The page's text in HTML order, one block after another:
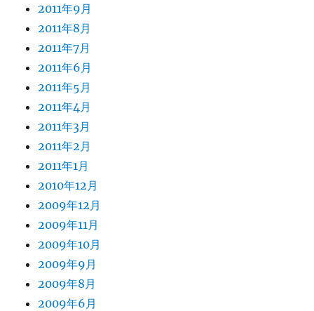
2011年9月
2011年8月
2011年7月
2011年6月
2011年5月
2011年4月
2011年3月
2011年2月
2011年1月
2010年12月
2009年12月
2009年11月
2009年10月
2009年9月
2009年8月
2009年6月